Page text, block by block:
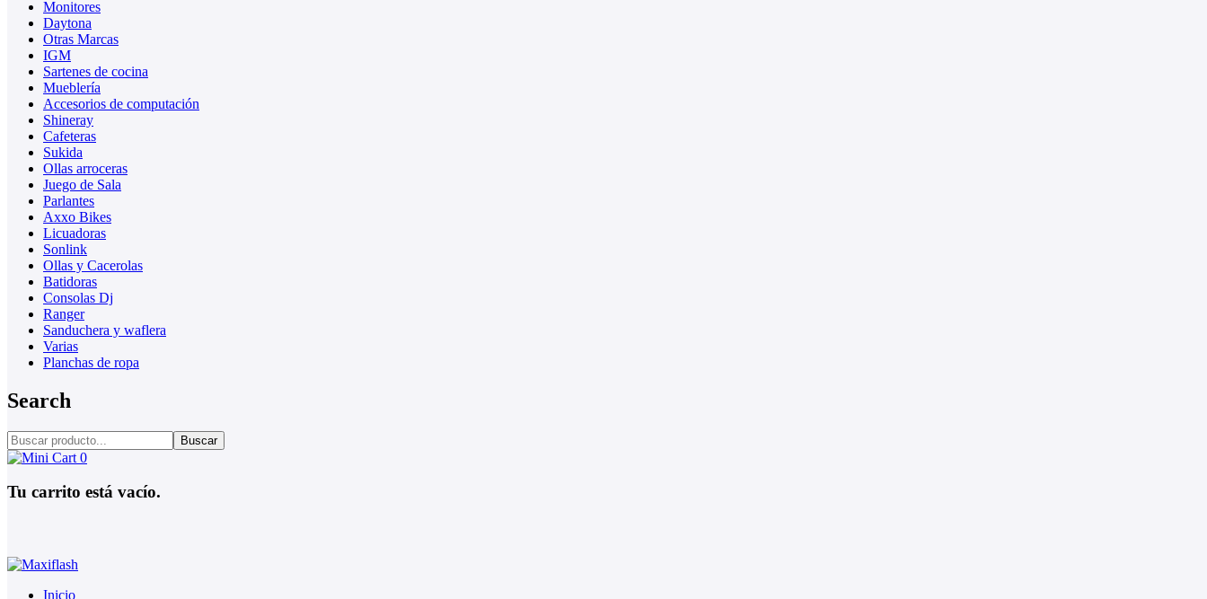
Monitores
Daytona
Otras Marcas
IGM
Sartenes de cocina
Mueblería
Accesorios de computación
Shineray
Cafeteras
Sukida
Ollas arroceras
Juego de Sala
Parlantes
Axxo Bikes
Licuadoras
Sonlink
Ollas y Cacerolas
Batidoras
Consolas Dj
Ranger
Sanduchera y waflera
Varias
Planchas de ropa
Search
Buscar
0
Tu carrito está vacío.
Inicio